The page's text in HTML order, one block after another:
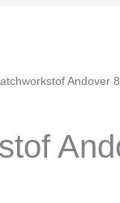
Andover